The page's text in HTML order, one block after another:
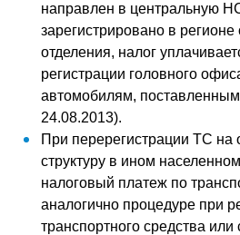
направлен в центральную
зарегистрировано в регионе
отделения, налог
регистрации головного
автомобилям, поставленным
24.08.2013).
При перерегистрации ТС на
структуру в ином
налоговый платеж по
аналогично процедуре при
транспортного средства или